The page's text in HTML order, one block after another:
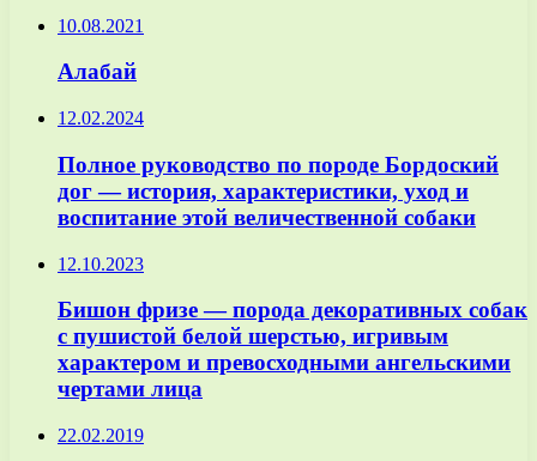
10.08.2021
Алабай
12.02.2024
Полное руководство по породе Бордоский
дог — история, характеристики, уход и
воспитание этой величественной собаки
12.10.2023
Бишон фризе — порода декоративных собак
с пушистой белой шерстью, игривым
характером и превосходными ангельскими
чертами лица
22.02.2019